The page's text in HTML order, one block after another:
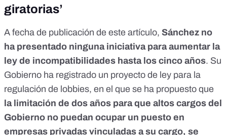
giratorias’
A fecha de publicación de este artículo, Sánchez no
ha presentado ninguna iniciativa para aumentar la
ley de incompatibilidades hasta los cinco años. Su
Gobierno ha registrado un proyecto de ley para la
regulación de lobbies, en el que se ha propuesto que
la limitación de dos años para que altos cargos del
Gobierno no puedan ocupar un puesto en
empresas privadas vinculadas a su cargo, se